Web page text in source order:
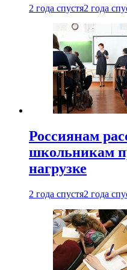
2 года спустя2 года
Россиянам
школьникам
нагрузке
2 года спустя2 года